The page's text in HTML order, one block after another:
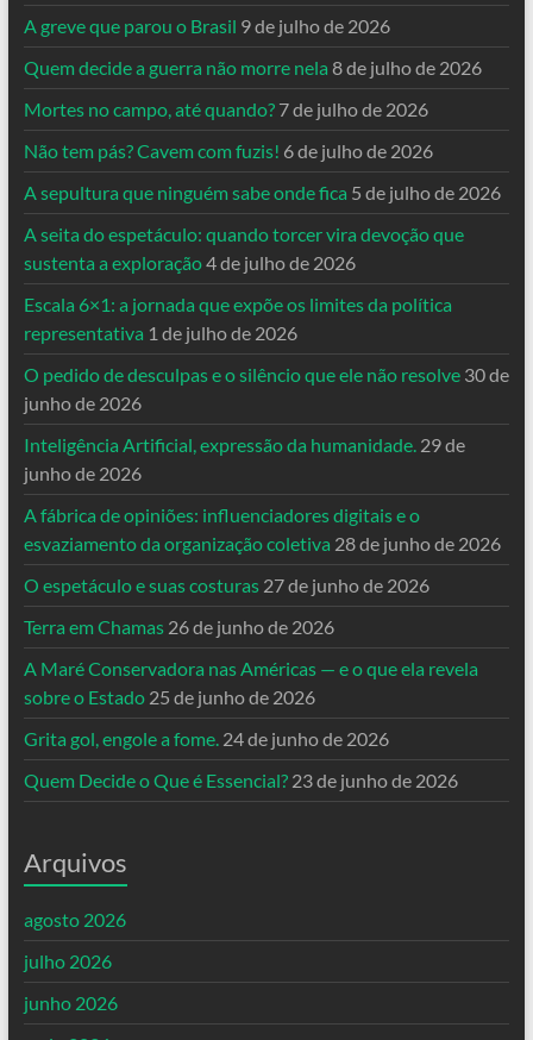
A greve que parou o Brasil 9 de julho de 2026
Quem decide a guerra não morre nela 8 de julho de 2026
Mortes no campo, até quando? 7 de julho de 2026
Não tem pás? Cavem com fuzis! 6 de julho de 2026
A sepultura que ninguém sabe onde fica 5 de julho de 2026
A seita do espetáculo: quando torcer vira devoção que
sustenta a exploração4 de julho de 2026
Escala 6×1: a jornada que expõe os limites da política
representativa 1 de julho de 2026
O pedido de desculpas e o silêncio que ele não resolve 30 de
junho de 2026
Inteligência Artificial, expressão da humanidade. 29 de
junho de 2026
A fábrica de opiniões: influenciadores digitais e o
esvaziamento da organização coletiva 28 de junho de 2026
O espetáculo e suas costuras 27 de junho de 2026
Terra em Chamas 26 de junho de 2026
A Maré Conservadora nas Américas — e o que ela revela
sobre o Estado 25 de junho de 2026
Grita gol, engole a fome. 24 de junho de 2026
Quem Decide o Que é Essencial? 23 de junho de 2026
Arquivos
agosto 2026
julho 2026
junho 2026